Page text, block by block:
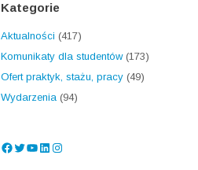
Kategorie
Aktualności (417)
Komunikaty dla studentów(173)
Ofert praktyk, stażu, pracy (49)
Wydarzenia (94)
Facebook
Twitter
YouTube
LinkedIn
Instagram